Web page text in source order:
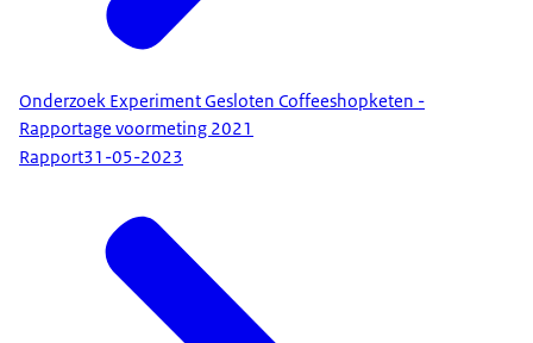
Onderzoek Experiment Gesloten Coffeeshopketen -
Rapportage voormeting 2021
Rapport31-05-2023